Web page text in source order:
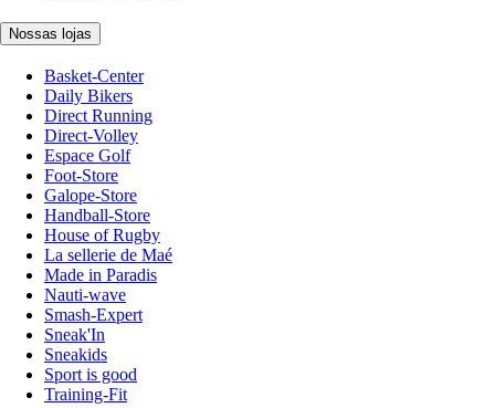
Nossas lojas
Basket-Center
Daily Bikers
Direct Running
Direct-Volley
Espace Golf
Foot-Store
Galope-Store
Handball-Store
House of Rugby
La sellerie de Maé
Made in Paradis
Nauti-wave
Smash-Expert
Sneak'In
Sneakids
Sport is good
Training-Fit